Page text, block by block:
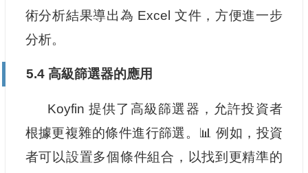
術分析結果導出為 Excel 文件，方便進一步
分析。
5.4 高級篩選器的應用
Koyfin 提供了高級篩選器，允許投資者
根據更複雜的條件進行篩選。📊 例如，投資
者可以設置多個條件組合，以找到更精準的